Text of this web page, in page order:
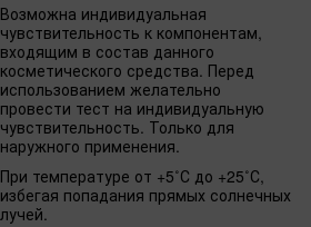
Возможна индивидуальная
чувствительность к компонентам,
входящим в состав данного
косметического средства. Перед
использованием желательно
провести тест на индивидуальную
чувствительность. Только для
наружного применения.
При температуре от +5˚С до +25˚С,
избегая попадания прямых солнечных
лучей.